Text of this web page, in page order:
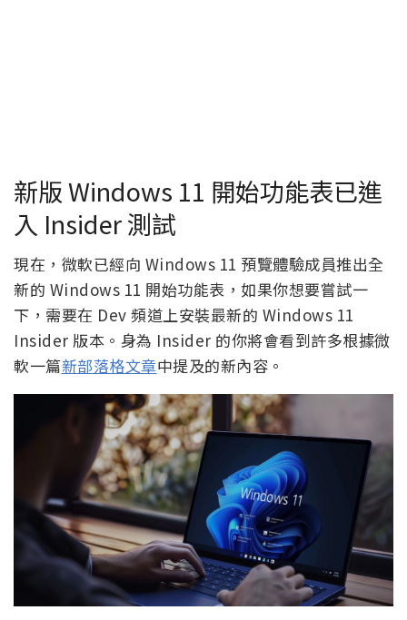
新版 Windows 11 開始功能表已進
入 Insider 測試
現在，微軟已經向 Windows 11 預覽體驗成員推出全
新的 Windows 11 開始功能表，如果你想要嘗試一
下，需要在 Dev 頻道上安裝最新的 Windows 11
Insider 版本。身為 Insider 的你將會看到許多根據微
軟一篇新部落格文章中提及的新內容。